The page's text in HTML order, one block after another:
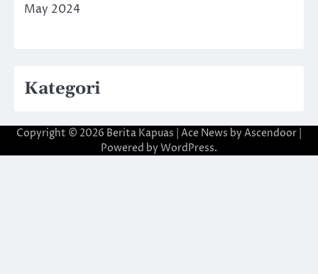
May 2024
Kategori
Copyright © 2026 Berita Kapuas | Ace News by Ascendoor
Powered by WordPress.